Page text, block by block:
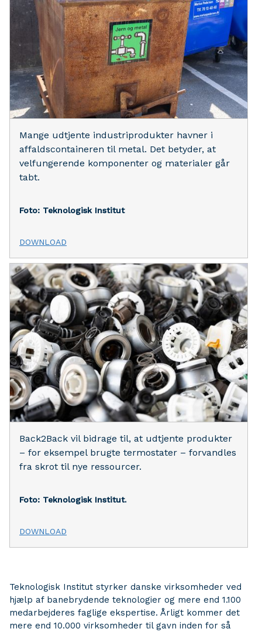
Mange udtjente industriprodukter havner i
affaldscontaineren til metal. Det betyder, at
velfungerende komponenter og materialer går
tabt.
Foto: Teknologisk Institut
DOWNLOAD
Back2Back vil bidrage til, at udtjente produkter
– for eksempel brugte termostater – forvandles
fra skrot til nye ressourcer.
Foto: Teknologisk Institut.
DOWNLOAD
Teknologisk Institut styrker danske virksomheder ved
hjælp af banebrydende teknologier og mere end 1.100
medarbejderes faglige ekspertise. Årligt kommer det
mere end 10.000 virksomheder til gavn inden for så